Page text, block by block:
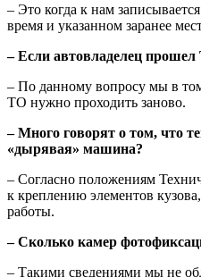
– Это когда к нам
время и указанном заранее
– Если автовладелец прошел
– По данному вопросу мы в
ТО нужно проходить заново.
– Много говорят о том, что
«дырявая» машина?
– Согласно положениям
к креплению элементов
работы.
– Сколько камер
– Такими сведениями мы не